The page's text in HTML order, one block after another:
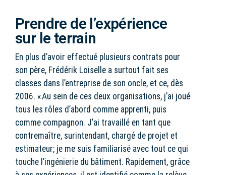
Prendre de l’expérience
sur le terrain
En plus d’avoir effectué plusieurs contrats pour
son père, Frédérik Loiselle a surtout fait ses
classes dans l’entreprise de son oncle, et ce, dès
2006. « Au sein de ces deux organisations, j’ai joué
tous les rôles d’abord comme apprenti, puis
comme compagnon. J’ai travaillé en tant que
contremaître, surintendant, chargé de projet et
estimateur; je me suis familiarisé avec tout ce qui
touche l’ingénierie du bâtiment. Rapidement, grâce